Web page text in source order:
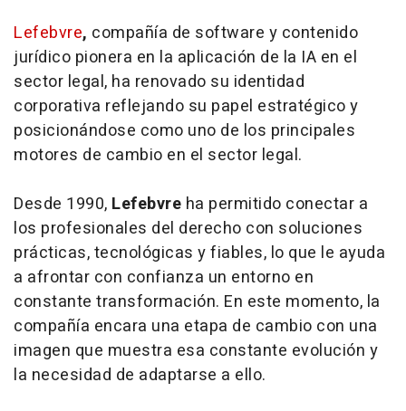
Lefebvre, compañía de software y contenido
jurídico pionera en la aplicación de la IA en el
sector legal, ha renovado su identidad
corporativa reflejando su papel estratégico y
posicionándose como uno de los principales
motores de cambio en el sector legal.
Desde 1990, Lefebvre ha permitido conectar a
los profesionales del derecho con soluciones
prácticas, tecnológicas y fiables, lo que le ayuda
a afrontar con confianza un entorno en
constante transformación. En este momento, la
compañía encara una etapa de cambio con una
imagen que muestra esa constante evolución y
la necesidad de adaptarse a ello.